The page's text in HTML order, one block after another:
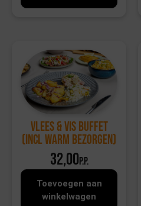
Vlees & Vis buffet
(incl warm bezorgen)
32,00p.p.
Toevoegen aan
winkelwagen